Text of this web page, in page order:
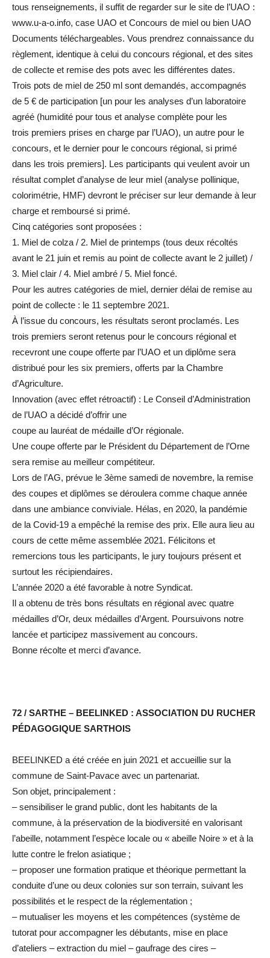
tous renseignements, il suffit de regarder sur le site de l’UAO :
www.u-a-o.info, case UAO et Concours de miel ou bien UAO
Documents téléchargeables. Vous prendrez connaissance du
règlement, identique à celui du concours régional, et des sites
de collecte et remise des pots avec les différentes dates.
Trois pots de miel de 250 ml sont demandés, accompagnés
de 5 € de participation [un pour les analyses d’un laboratoire
agréé (humidité pour tous et analyse complète pour les
trois premiers prises en charge par l’UAO), un autre pour le
concours, et le dernier pour le concours régional, si primé
dans les trois premiers]. Les participants qui veulent avoir un
résultat complet d’analyse de leur miel (analyse pollinique,
colorimétrie, HMF) devront le préciser sur leur demande à leur
charge et remboursé si primé.
Cinq catégories sont proposées :
1. Miel de colza / 2. Miel de printemps (tous deux récoltés
avant le 21 juin et remis au point de collecte avant le 2 juillet) /
3. Miel clair / 4. Miel ambré / 5. Miel foncé.
Pour les autres catégories de miel, dernier délai de remise au
point de collecte : le 11 septembre 2021.
À l’issue du concours, les résultats seront proclamés. Les
trois premiers seront retenus pour le concours régional et
recevront une coupe offerte par l’UAO et un diplôme sera
distribué pour les six premiers, offerts par la Chambre
d’Agriculture.
Innovation (avec effet rétroactif) : Le Conseil d’Administration
de l’UAO a décidé d’offrir une
coupe au lauréat de médaille d’Or régionale.
Une coupe offerte par le Président du Département de l’Orne
sera remise au meilleur compétiteur.
Lors de l’AG, prévue le 3ème samedi de novembre, la remise
des coupes et diplômes se déroulera comme chaque année
dans une ambiance conviviale. Hélas, en 2020, la pandémie
de la Covid-19 a empêché la remise des prix. Elle aura lieu au
cours de cette même assemblée 2021. Félicitons et
remercions tous les participants, le jury toujours présent et
surtout les récipiendaires.
L’année 2020 a été favorable à notre Syndicat.
Il a obtenu de très bons résultats en régional avec quatre
médailles d’Or, deux médailles d’Argent. Poursuivons notre
lancée et participez massivement au concours.
Bonne récolte et merci d’avance.
72 / SARTHE – BEELINKED : ASSOCIATION DU RUCHER
PÉDAGOGIQUE SARTHOIS
BEELINKED a été créée en juin 2021 et accueillie sur la
commune de Saint-Pavace avec un partenariat.
Son objet, principalement :
– sensibiliser le grand public, dont les habitants de la
commune, à la préservation de la biodiversité en valorisant
l’abeille, notamment l’espèce locale ou « abeille Noire » et à la
lutte contre le frelon asiatique ;
– proposer une formation pratique et théorique permettant la
conduite d’une ou deux colonies sur son terrain, suivant les
possibilités et le respect de la réglementation ;
– mutualiser les moyens et les compétences (système de
tutorat pour accompagner les débutants, mise en place
d’ateliers – extraction du miel – gaufrage des cires –